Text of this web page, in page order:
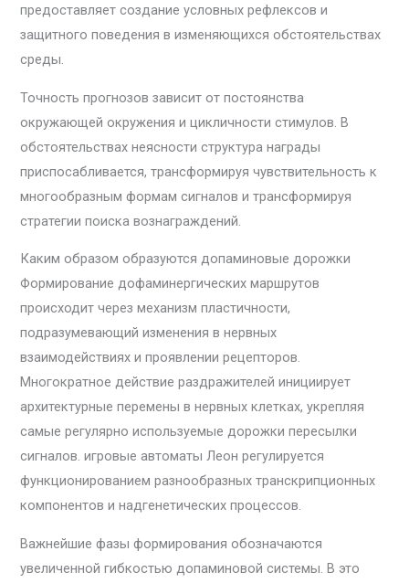
предоставляет создание условных рефлексов и
защитного поведения в изменяющихся обстоятельствах
среды.
Точность прогнозов зависит от постоянства
окружающей окружения и цикличности стимулов. В
обстоятельствах неясности структура награды
приспосабливается, трансформируя чувствительность к
многообразным формам сигналов и трансформируя
стратегии поиска вознаграждений.
Каким образом образуются допаминовые дорожки
Формирование дофаминергических маршрутов
происходит через механизм пластичности,
подразумевающий изменения в нервных
взаимодействиях и проявлении рецепторов.
Многократное действие раздражителей инициирует
архитектурные перемены в нервных клетках, укрепляя
самые регулярно используемые дорожки пересылки
сигналов. игровые автоматы Леон регулируется
функционированием разнообразных транскрипционных
компонентов и надгенетических процессов.
Важнейшие фазы формирования обозначаются
увеличенной гибкостью допаминовой системы. В это